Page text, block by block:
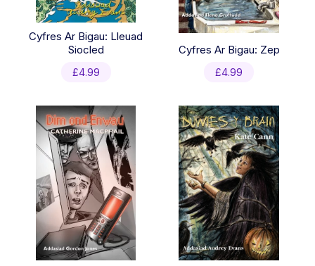
Cyfres Ar Bigau: Lleuad
Siocled
£4.99
Cyfres Ar Bigau: Zep
£4.99